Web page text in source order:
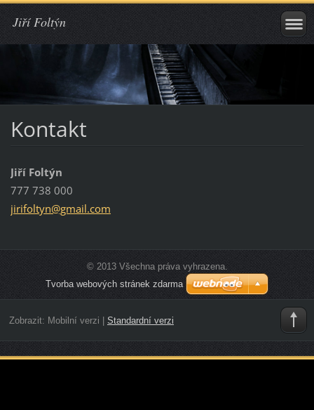
Jiří Foltýn
Kontakt
Jiří Foltýn
777 738 000
jirifoltyn@gmail.com
© 2013 Všechna práva vyhrazena.
Tvorba webových stránek zdarma
Zobrazit: Mobilní verzi Standardní verzi